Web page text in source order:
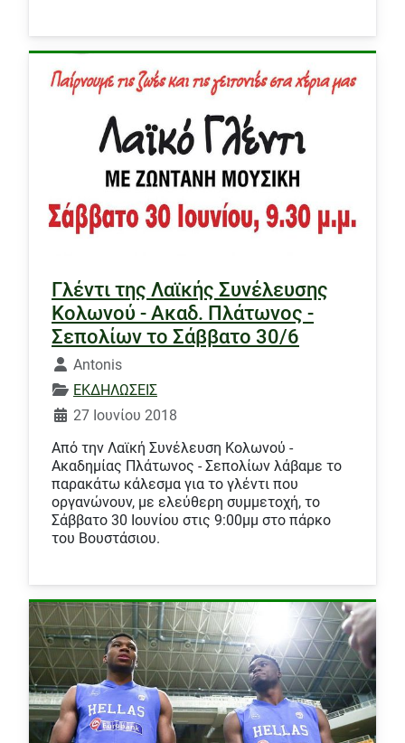
Γλέντι της Λαϊκής Συνέλευσης
Κολωνού - Ακαδ. Πλάτωνος -
Σεπολίων το Σάββατο 30/6
Λεπτομέρειες
Antonis
ΕΚΔΗΛΩΣΕΙΣ
27 Ιουνίου 2018
Από την Λαϊκή Συνέλευση Κολωνού -
Ακαδημίας Πλάτωνος - Σεπολίων λάβαμε το
παρακάτω κάλεσμα για το γλέντι που
οργανώνουν, με ελεύθερη συμμετοχή, το
Σάββατο 30 Ιουνίου στις 9:00μμ στο πάρκο
του Βουστάσιου.